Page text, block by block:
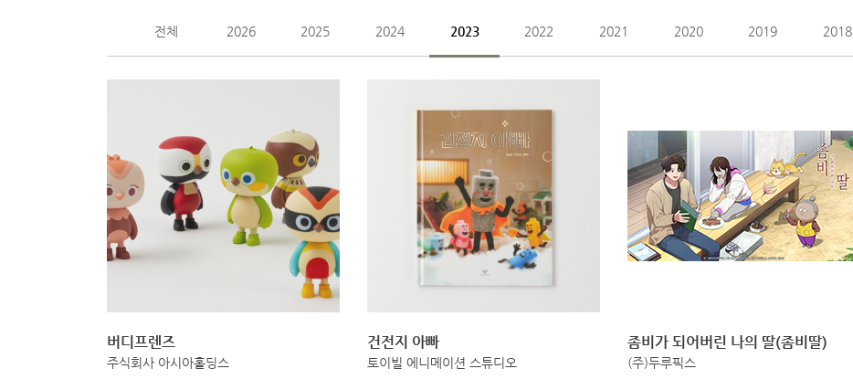
전체 2026 2025 2024 2023 2022 2021 2020 2019 2018
버디프렌즈
주식회사 아시아홀딩스
건전지 아빠
토이빌 에니메이션 스튜디오
좀비가 되어버린 나의 딸(좀비딸)
(주)두루픽스